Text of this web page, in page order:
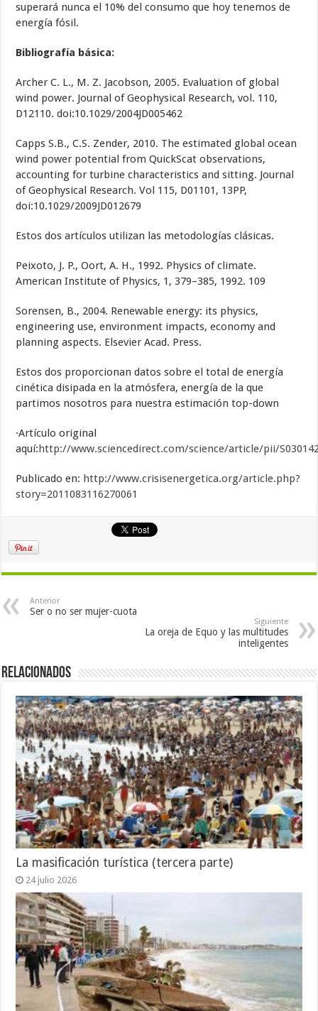
superará nunca el 10% del consumo que hoy tenemos de
energía fósil.
Bibliografía básica:
Archer C. L., M. Z. Jacobson, 2005. Evaluation of global
wind power. Journal of Geophysical Research, vol. 110,
D12110. doi:10.1029/2004JD005462
Capps S.B., C.S. Zender, 2010. The estimated global ocean
wind power potential from QuickScat observations,
accounting for turbine characteristics and sitting. Journal
of Geophysical Research. Vol 115, D01101, 13PP,
doi:10.1029/2009JD012679
Estos dos artículos utilizan las metodologías clásicas.
Peixoto, J. P., Oort, A. H., 1992. Physics of climate.
American Institute of Physics, 1, 379–385, 1992. 109
Sorensen, B., 2004. Renewable energy: its physics,
engineering use, environment impacts, economy and
planning aspects. Elsevier Acad. Press.
Estos dos proporcionan datos sobre el total de energía
cinética disipada en la atmósfera, energía de la que
partimos nosotros para nuestra estimación top-down
·Artículo original
aquí:http://www.sciencedirect.com/science/article/pii/
Publicado en: http://www.crisisenergetica.org/article.php?
story=2011083116270061
Anterior
Ser o no ser mujer-cuota
Siguiente
La oreja de Equo y las multitudes
inteligentes
Relacionados
La masificación turística (tercera parte)
24 julio 2026